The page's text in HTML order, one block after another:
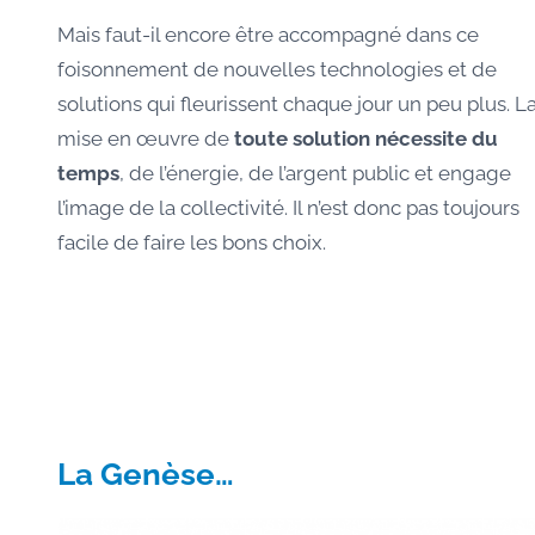
Mais faut-il encore être accompagné dans ce
foisonnement de nouvelles technologies et de
solutions qui fleurissent chaque jour un peu plus.
mise en œuvre de toute solution nécessite du
temps, de l’énergie, de l’argent public et engage
l’image de la collectivité. Il n’est donc pas toujours
facile de faire les bons choix.
La Genèse…